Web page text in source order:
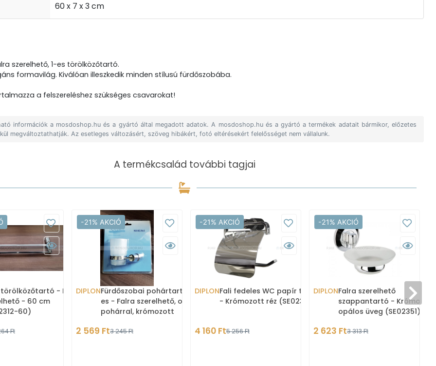
60 x 7 x 3 cm
szerelhető, 1-es törölközőtartó.
formavilág. Kiválóan illeszkedik minden stílusú fürdőszobába.
a felszereléshez szükséges csavarokat!
információk a mosdoshop.hu és a gyártó által megadott adatok. A mosdoshop.hu és a gyártó a termékek adatait bármikor, előzetes
megváltoztathatják. Az esetleges változásért, szöveg hibákért, fotó eltérésekért felelősséget nem vállalunk.
A termékcsalád további tagjai
- Falra
- 60 cm
60)
Ft
-21% AKCIÓ
DIPLONFürdőszobai pohártartó - 1-
es - Falra szerelhető, opálos
pohárral, krómozott
2 569 Ft3 245 Ft
-21% AKCIÓ
DIPLONFali fedeles WC papír tartó
- Krómozott réz (SE02372)
4 160 Ft5 256 Ft
-21% AKCIÓ
DIPLONFalra szerelhető
szappantartó -
opálos üveg (SE02351)
2 623 Ft3 313 Ft